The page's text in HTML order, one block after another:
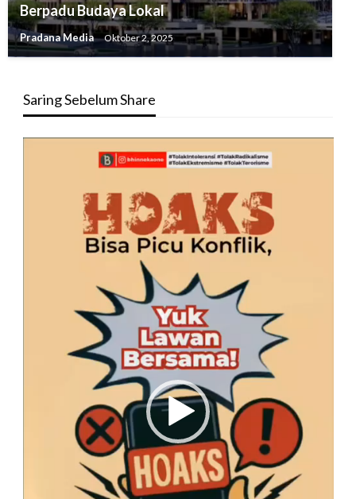
Berpadu Budaya Lokal
Pradana Media Oktober 2, 2025
Saring Sebelum Share